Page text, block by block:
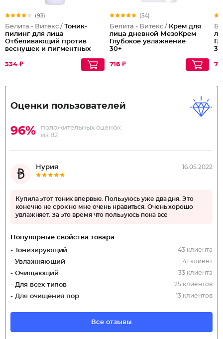
(93)
Белита - Витекс / Тоник-
пилинг для лица
Отбеливающий против
веснушек и пигментных
334 ₽
(54)
Белита - Витекс / Крем для
лица дневной МезоКрем
Глубокое увлажнение
30+
716 ₽
Оценки пользователей
96%
положительных оценок
из 82
Нурия 16.05.2022
Купила этот тоник впервые. Пользуюсь уже два дня. Это
конечно не срок но мне очень нравиться. Очень хорошо
увлажняет. За это время что пользуюсь пока всё
Популярные свойства товара
- Тонизирующий
43 клиента
- Увлажняющий 41 клиент
- Очищающий 33 клиента
- Для всех типов 25 клиентов
- Для очищения пор 13 клиентов
Все отзывы